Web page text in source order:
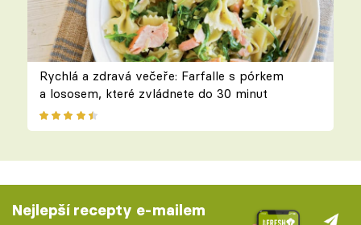
Rychlá a zdravá večeře: Farfalle s pórkem
a lososem, které zvládnete do 30 minut
Nejlepší recepty e-mailem